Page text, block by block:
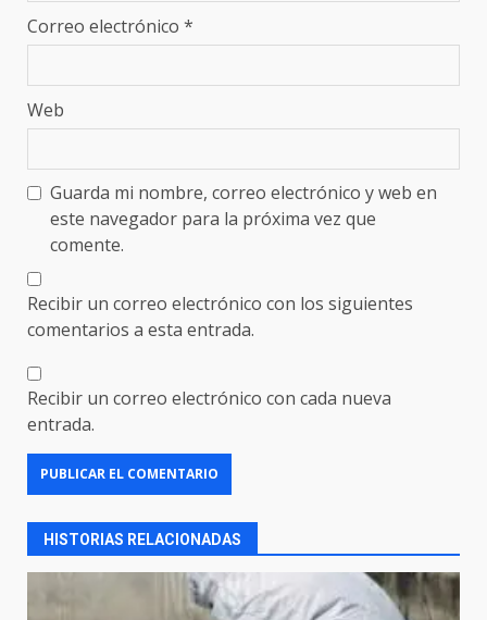
Correo electrónico *
Web
Guarda mi nombre, correo electrónico y web en
este navegador para la próxima vez que
comente.
Recibir un correo electrónico con los siguientes
comentarios a esta entrada.
Recibir un correo electrónico con cada nueva
entrada.
HISTORIAS RELACIONADAS